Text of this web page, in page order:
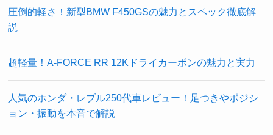
圧倒的軽さ！新型BMW F450GSの魅力とスペック徹底解
説
超軽量！A-FORCE RR 12Kドライカーボンの魅力と実力
人気のホンダ・レブル250代車レビュー！足つきやポジシ
ョン・振動を本音で解説